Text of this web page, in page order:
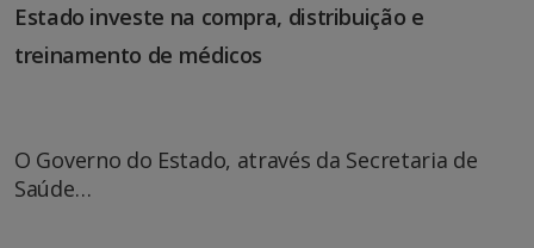
Estado investe na compra, distribuição e
treinamento de médicos
O Governo do Estado, através da Secretaria de
Saúde…